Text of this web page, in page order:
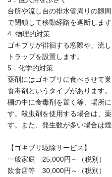
台所や流し台の排水管周りの隙
で閉鎖して移動経路を遮断します
4. 物理的対策
ゴキブリが徘徊する窓際や、流
トラップを設置します。
5．化学的対策
薬剤にはゴキブリに食べさせて
食毒剤というタイプがあります
棚の中に食毒剤を置く等、場所
す。殺虫剤を使用する場合は、
す。また、発生数が多い場合は煙
【ゴキブリ駆除サービス】
一般家庭 25,000円～（税別）
飲食店等 30,000円～（税別）